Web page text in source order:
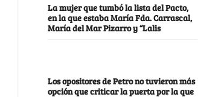
La mujer que tumbó la lista del Pacto,
en la que estaba María Fda. Carrascal,
María del Mar Pizarro y “Lalis
Los opositores de Petro no tuvieron más
opción que criticar la puerta por la que